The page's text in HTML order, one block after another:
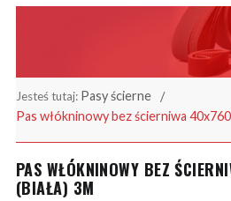
Jesteś tutaj: Pasy ścierne
Pas włókninowy bez ścierniwa
PAS WŁÓKNINOWY BEZ
(BIAŁA) 3M